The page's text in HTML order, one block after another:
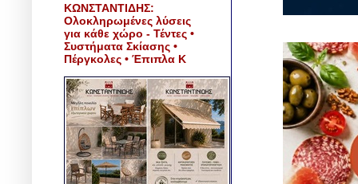
ΚΩΝΣΤΑΝΤΙΔΗΣ:
Ολοκληρωμένες λύσεις
για κάθε χώρο - Τέντες •
Συστήματα Σκίασης •
Πέργκολες • Έπιπλα Κ